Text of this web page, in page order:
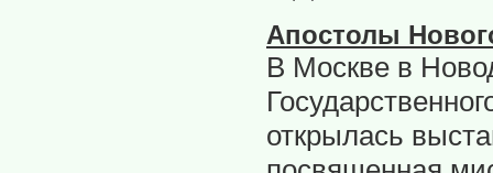
Апостолы
В Москве в
открылась